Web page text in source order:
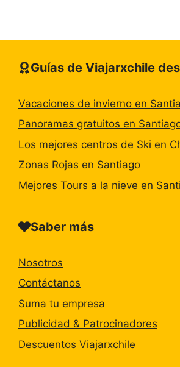
Guías de Viajarxchile
Vacaciones de invierno en
Panoramas gratuitos en
Los mejores centros de Ski en
Zonas Rojas en Santiago
Mejores Tours a la nieve en
Saber más
Nosotros
Contáctanos
Suma tu empresa
Publicidad & Patrocinadores
Descuentos Viajarxchile